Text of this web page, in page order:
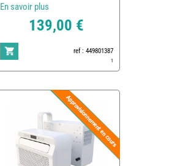
En savoir plus
139,00 €
ref : 449801387
1